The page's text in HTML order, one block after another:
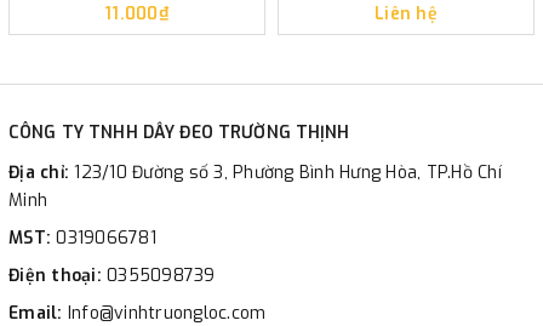
11.000₫ Liên hệ
CÔNG TY TNHH DÂY ĐEO TRƯỜNG THỊNH
Địa chỉ:123/10 Đường số 3, Phường Bình Hưng Hòa, TP.Hồ Chí
Minh
MST:0319066781
Điện thoại: 0355098739
Email: Info@vinhtruongloc.com